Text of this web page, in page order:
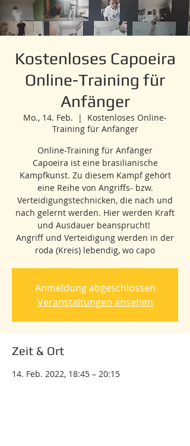
Kostenloses Capoeira
Online-Training für
Anfänger
Mo., 14. Feb.
  |
Kostenloses Online-
Training für Anfänger
Online-Training für Anfänger
Capoeira ist eine brasilianische
Kampfkunst. Zu diesem Kampf gehört
eine Reihe von Angriffs- bzw.
Verteidigungstechnicken, die nach und
nach gelernt werden. Hier werden Kraft
und Ausdauer beansprucht!
Angriff und Verteidigung werden in der
roda (Kreis) lebendig, wo capo
Anmeldung abgeschlossen
Veranstaltungen ansehen
Zeit & Ort
14. Feb. 2022, 18:45 – 20:15